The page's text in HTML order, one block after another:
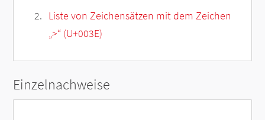
Liste von Zeichensätzen mit dem Zeichen
„>“ (U+003E)
Einzelnachweise